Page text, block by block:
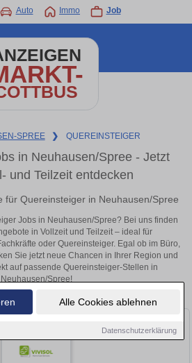
Alle Cookies ablehnen
Datenschutzerklärung
Auto Immo Job
SPREE ❯ QUEREINSTEIGER
in Neuhausen/Spree - Jetzt
und Teilzeit entdecken
für Quereinsteiger in Neuhausen/Spree
Jobs in Neuhausen/Spree? Bei uns finden
in Vollzeit und Teilzeit – ideal für
oder Quereinsteiger. Egal ob im Büro,
Sie jetzt neue Chancen in Ihrer Region und
auf passende Quereinsteiger-Stellen in
Neuhausen/Spree!